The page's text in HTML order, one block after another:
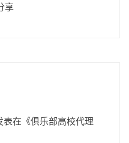
享
表在《俱乐部高校代理